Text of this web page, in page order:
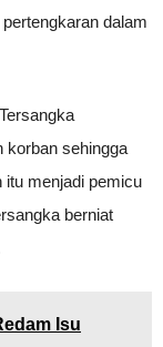
dalam
korban sehingga
itu menjadi pemicu
berniat
Isu